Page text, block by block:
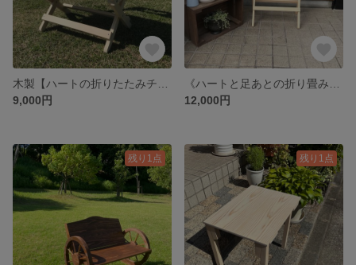
9,000円
12,000円
残り1点 残り1点